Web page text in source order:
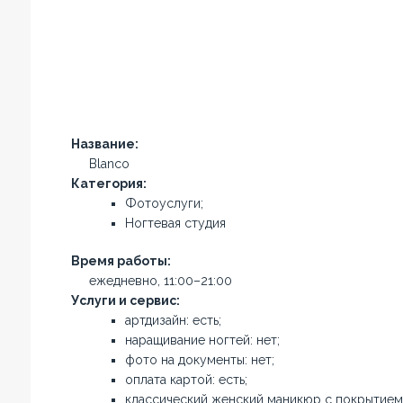
Название:
Blanco
Категория:
Фотоуслуги;
Ногтевая студия
Время работы:
ежедневно, 11:00–21:00
Услуги и сервис:
артдизайн: есть;
наращивание ногтей: нет;
фото на документы: нет;
оплата картой: есть;
классический женский маникюр с